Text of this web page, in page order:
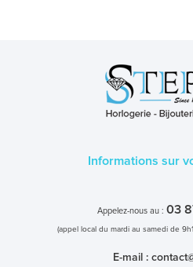
Informations sur
Appelez-nous au : 03
(appel local du mardi au samedi de
E-mail :